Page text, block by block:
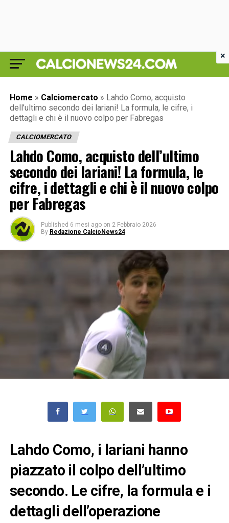
Home » Calciomercato » Lahdo Como, acquisto
dell’ultimo secondo dei lariani! La formula, le cifre, i
dettagli e chi è il nuovo colpo per Fabregas
CALCIOMERCATO
Lahdo Como, acquisto dell’ultimo
secondo dei lariani! La formula, le
cifre, i dettagli e chi è il nuovo colpo
per Fabregas
Published 6 mesi ago on 2 Febbraio 2026
By Redazione CalcioNews24
Lahdo Como, i lariani hanno
piazzato il colpo dell’ultimo
secondo. Le cifre, la formula e i
dettagli dell’operazione
×